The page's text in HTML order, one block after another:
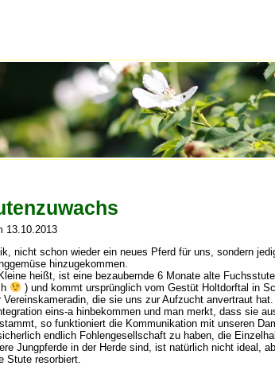
13.10.2013
nicht schon wieder ein neues Pferd für uns, sondern
hinzugekommen.
heißt, ist eine bezaubernde 6 Monate alte
) und kommt ursprünglich vom Gestüt Holtdorftal in
Vereinskameradin, die sie uns zur Aufzucht anvertraut hat.
eins-a hinbekommen und man merkt, dass sie
so funktioniert die Kommunikation mit unseren
endlich Fohlengesellschaft zu haben, die
Jungpferde in der Herde sind, ist natürlich nicht ideal,
Stute resorbiert.